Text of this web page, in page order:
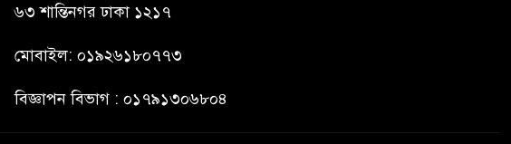
৬৩ শান্তিনগর ঢাকা ১২১৭
মোবাইল: ০১৯২৬১৮০৭৭৩
বিজ্ঞাপন বিভাগ : ০১৭৯১৩০৬৮০৪